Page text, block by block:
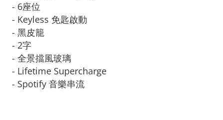
- 6座位
- Keyless 免匙啟動
- 黑皮籠
- 2字
- 全景擋風玻璃
- Lifetime Supercharge
- Spotify 音樂串流